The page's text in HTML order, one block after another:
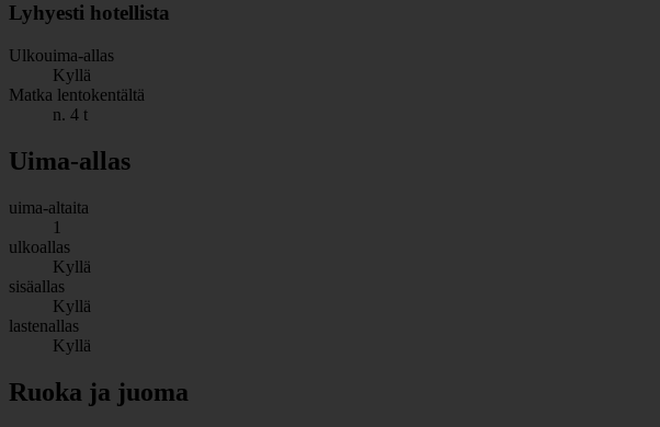
Lyhyesti hotellista
Ulkouima-allas
Kyllä
Matka lentokentältä
n. 4 t
Uima-allas
uima-altaita
1
ulkoallas
Kyllä
sisäallas
Kyllä
lastenallas
Kyllä
Ruoka ja juoma